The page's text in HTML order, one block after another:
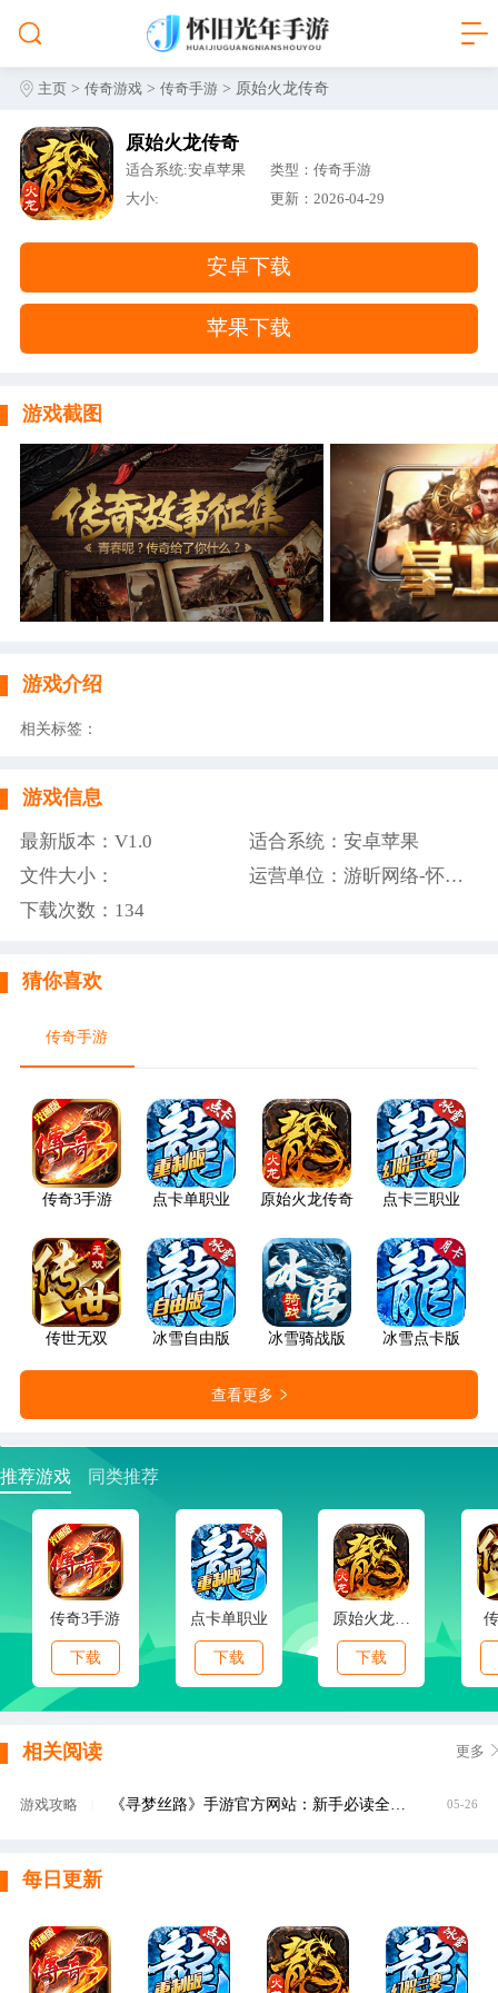
主页 >传奇游戏 >传奇手游 > 原始火龙传奇
原始火龙传奇
适合系统:安卓苹果
类型：传奇手游
大小:
更新：2026-04-29
安卓下载
苹果下载
游戏截图
游戏介绍
相关标签：
游戏信息
最新版本：V1.0
适合系统：安卓苹果
文件大小：
运营单位：游昕网络-怀旧光年手游
下载次数： 134
猜你喜欢
传奇手游
传奇3手游 点卡单职业 原始火龙传奇 点卡三职业
传世无双 冰雪自由版 冰雪骑战版 冰雪点卡版
查看更多
推荐游戏 同类推荐
传奇3手游
下载
点卡单职业
下载 下载
相关阅读 更多
游戏攻略 《寻梦丝路》手游官方网站：新手必读全流程攻略与核心玩法解析 05-26
每日更新